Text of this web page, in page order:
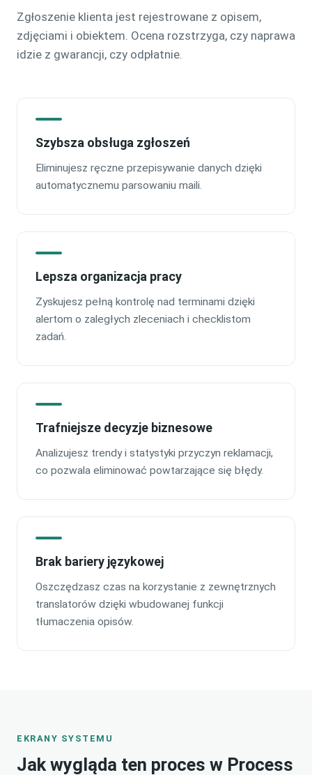
Zgłoszenie klienta jest rejestrowane z opisem,
zdjęciami i obiektem. Ocena rozstrzyga, czy naprawa
idzie z gwarancji, czy odpłatnie.
Szybsza obsługa zgłoszeń
Eliminujesz ręczne przepisywanie danych dzięki
automatycznemu parsowaniu maili.
Lepsza organizacja pracy
Zyskujesz pełną kontrolę nad terminami dzięki
alertom o zaległych zleceniach i checklistom
zadań.
Trafniejsze decyzje biznesowe
Analizujesz trendy i statystyki przyczyn reklamacji,
co pozwala eliminować powtarzające się błędy.
Brak bariery językowej
Oszczędzasz czas na korzystanie z zewnętrznych
translatorów dzięki wbudowanej funkcji
tłumaczenia opisów.
EKRANY SYSTEMU
Jak wygląda ten proces w Process